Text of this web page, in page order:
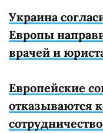
Украина
Европы
врачей и
Европейские
отказываются